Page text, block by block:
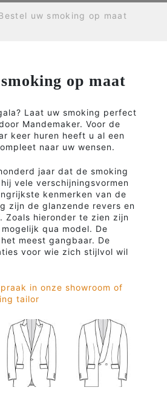
uw smoking op maat
op maat
Laat uw smoking perfect
Mandemaker. Voor de
keer huren heeft u al een
naar uw wensen.
jaar dat de smoking
vele verschijningsvormen
kenmerken van de
zijn de glanzende revers en
Zoals hieronder te zien zijn
qua model. De
meest gangbaar. De
voor wie zich stijlvol wil
in onze showroom of
tailor